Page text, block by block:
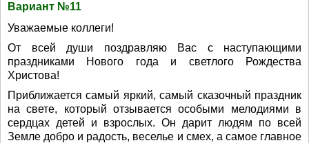
Вариант №11
Уважаемые коллеги!
От всей души поздравляю Вас с наступающими
праздниками Нового года и светлого Рождества
Христова!
Приближается самый яркий, самый сказочный праздник
на свете, который отзывается особыми мелодиями в
сердцах детей и взрослых. Он дарит людям по всей
Земле добро и радость, веселье и смех, а самое главное